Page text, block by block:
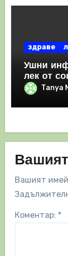
здраве
Ушни
лек от
Tanya
Вашият
Коментар: *